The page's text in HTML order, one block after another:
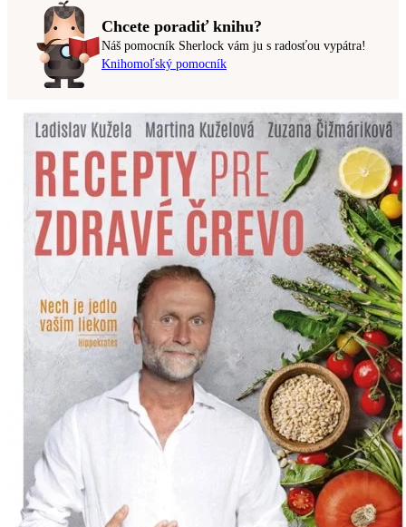
Chcete poradiť knihu?
Náš pomocník Sherlock vám ju s radosťou vypátra!
Knihomoľský pomocník